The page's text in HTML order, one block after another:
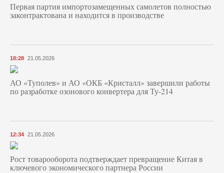
Первая партия импортозамещенных самолетов полностью
законтрактована и находится в производстве
18:28 21.05.2026
АО «Туполев» и АО «ОКБ «Кристалл» завершили работы
по разработке озонового конвертера для Ту-214
12:34 21.05.2026
Рост товарооборота подтверждает превращение Китая в
ключевого экономического партнера России